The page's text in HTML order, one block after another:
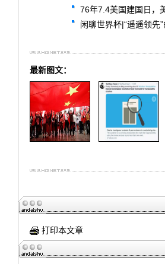
76年7.4美国建国日，
闲聊世界杯|“遥遥领先
最新图文：
打印本文章